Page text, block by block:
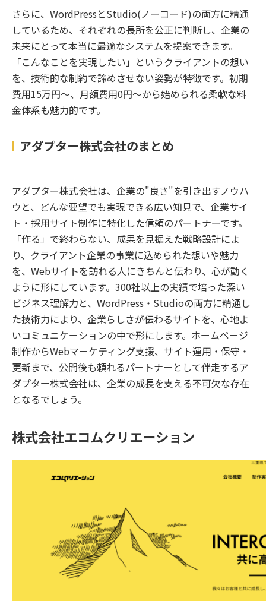
さらに、WordPressとStudio(ノーコード)の両方に精通
しているため、それぞれの長所を公正に判断し、企業の
未来にとって本当に最適なシステムを提案できます。
「こんなことを実現したい」というクライアントの想い
を、技術的な制約で諦めさせない姿勢が特徴です。初期
費用15万円〜、月額費用0円〜から始められる柔軟な料
金体系も魅力的です。
アダプター株式会社のまとめ
アダプター株式会社は、企業の"良さ"を引き出すノウハ
ウと、どんな要望でも実現できる広い知見で、企業サイ
ト・採用サイト制作に特化した信頼のパートナーです。
「作る」で終わらない、成果を見据えた戦略設計によ
り、クライアント企業の事業に込められた想いや魅力
を、Webサイトを訪れる人にきちんと伝わり、心が動く
ように形にしています。300社以上の実績で培った深い
ビジネス理解力と、WordPress・Studioの両方に精通し
た技術力により、企業らしさが伝わるサイトを、心地よ
いコミュニケーションの中で形にします。ホームページ
制作からWebマーケティング支援、サイト運用・保守・
更新まで、公開後も頼れるパートナーとして伴走するア
ダプター株式会社は、企業の成長を支える不可欠な存在
となるでしょう。
株式会社エコムクリエーション